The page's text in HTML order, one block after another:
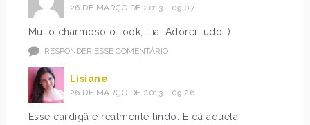
26 DE MARÇO DE 2013 - 09:07
Muito charmoso o look, Lia. Adorei tudo :)
RESPONDER ESSE COMENTÁRIO
Lisiane
26 DE MARÇO DE 2013 - 09:26
Esse cardigã é realmente lindo. E dá aquela